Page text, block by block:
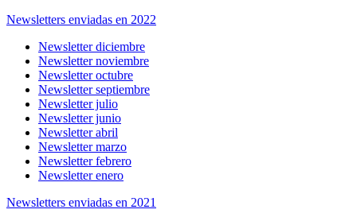
Newsletters enviadas en 2022
Newsletter diciembre
Newsletter noviembre
Newsletter octubre
Newsletter septiembre
Newsletter julio
Newsletter junio
Newsletter abril
Newsletter marzo
Newsletter febrero
Newsletter enero
Newsletters enviadas en 2021